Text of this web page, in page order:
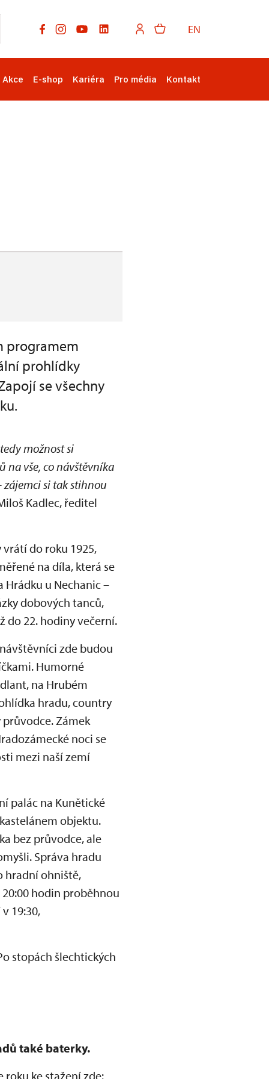
EN
Akce E-shop Kariéra Pro média Kontakt
programem
prohlídky
se všechny
možnost si
vše, co návštěvníka
si tak stihnou
Kadlec, ředitel
do roku 1925,
na díla, která se
u Nechanic –
dobových tanců,
do 22. hodiny večerní.
zde budou
Humorné
na Hrubém
hradu, country
Zámek
noci se
mezi naší zemí
palác na Kunětické
objektu.
bez průvodce, ale
Správa hradu
hradní ohniště,
hodin proběhnou
19:30,
stopách šlechtických
také baterky.
roku ke stažení zde: